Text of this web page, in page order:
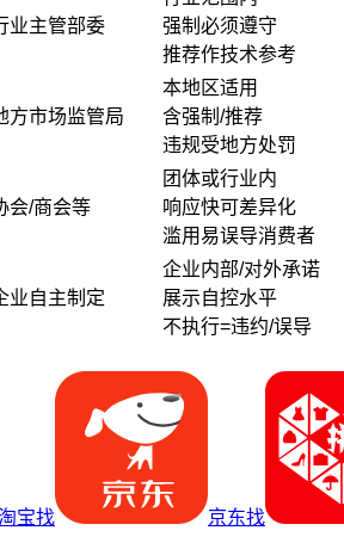
业主管部委
强制必须遵守
推荐作技术参考
方市场监管局
本地区适用
含强制/推荐
违规受地方处罚
会/商会等
团体或行业内
响应快可差异化
滥用易误导消费者
业自主制定
企业内部/对外承诺
展示自控水平
不执行=违约/误导
宝找 京东找